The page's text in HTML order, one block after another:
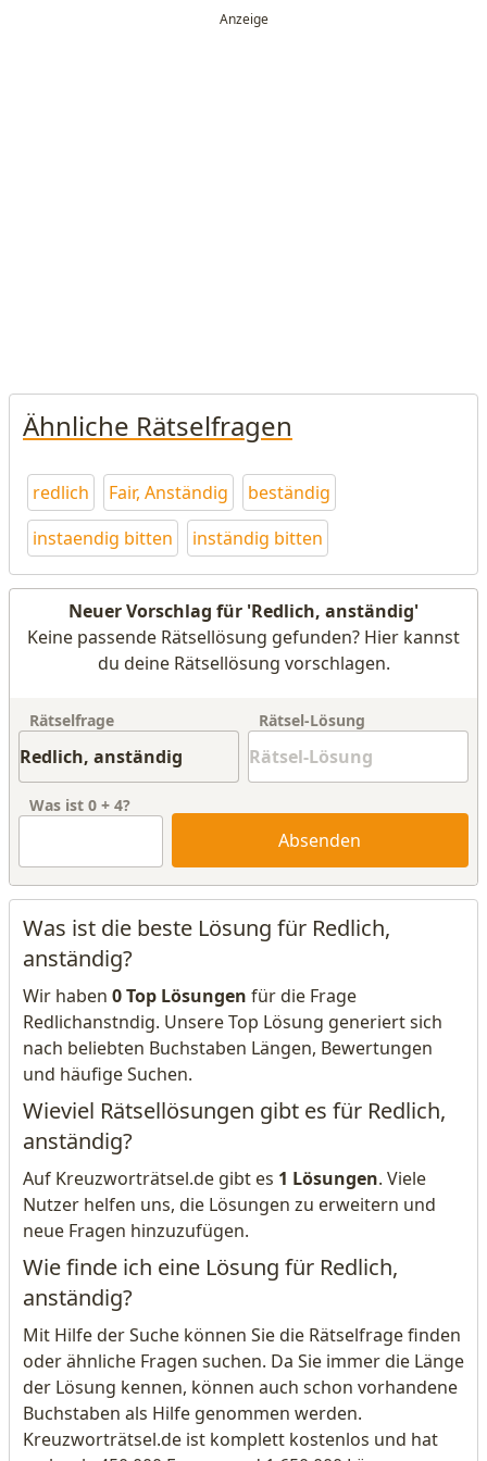
Ähnliche Rätselfragen
redlich Fair, Anständig
beständig
instaendig bitten
inständig bitten
Neuer Vorschlag für 'Redlich, anständig'
Keine passende Rätsellösung gefunden? Hier kannst
du deine Rätsellösung vorschlagen.
Rätselfrage Rätsel-Lösung
Was ist 0 + 4?
Absenden
Was ist die beste Lösung für Redlich,
anständig?
Wir haben 0 Top Lösungen für die Frage
Redlichanstndig. Unsere Top Lösung generiert sich
nach beliebten Buchstaben Längen, Bewertungen
und häufige Suchen.
Wieviel Rätsellösungen gibt es für Redlich,
anständig?
Auf Kreuzworträtsel.de gibt es 1 Lösungen. Viele
Nutzer helfen uns, die Lösungen zu erweitern und
neue Fragen hinzuzufügen.
Wie finde ich eine Lösung für Redlich,
anständig?
Mit Hilfe der Suche können Sie die Rätselfrage finden
oder ähnliche Fragen suchen. Da Sie immer die Länge
der Lösung kennen, können auch schon vorhandene
Buchstaben als Hilfe genommen werden.
Kreuzworträtsel.de ist komplett kostenlos und hat